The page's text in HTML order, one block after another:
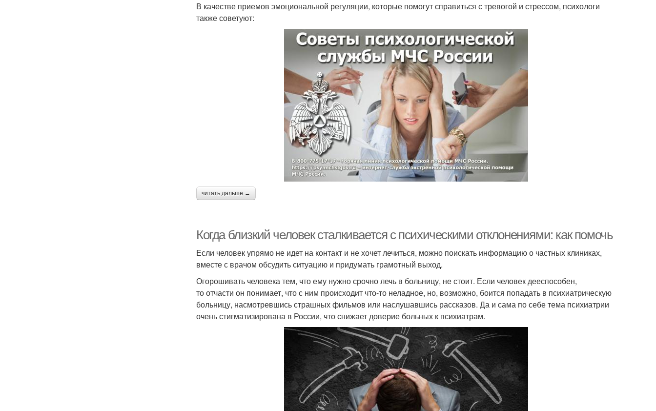
В качестве приемов эмоциональной регуляции, которые помогут справиться с тревогой и стрессом, психологи
также советуют:
читать дальше →
Когда близкий человек сталкивается с психическими отклонениями: как помочь
Если человек упрямо не идет на контакт и не хочет лечиться, можно поискать информацию о частных клиниках,
вместе с врачом обсудить ситуацию и придумать грамотный выход.
Огорошивать человека тем, что ему нужно срочно лечь в больницу, не стоит. Если человек дееспособен,
то отчасти он понимает, что с ним происходит что-то неладное, но, возможно, боится попадать в психиатрическую
больницу, насмотревшись страшных фильмов или наслушавшись рассказов. Да и сама по себе тема психиатрии
очень стигматизирована в России, что снижает доверие больных к психиатрам.